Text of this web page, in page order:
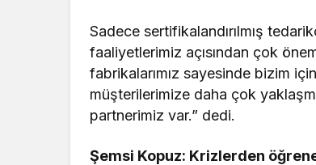
Sadece sertifikalandırılmış
faaliyetlerimiz açısından çok
fabrikalarımız sayesinde bizim
müşterilerimize daha çok
partnerimiz var.” dedi.
Şemsi Kopuz: Krizlerden